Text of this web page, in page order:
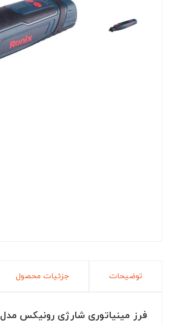
توضیحات جزئیات محصول
فرز مینیاتوری شارژی رونیکس مدل RH-3421